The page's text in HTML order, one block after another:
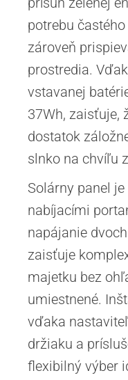
potrebu
zároveň
prostredia.
vstavanej
37Wh, zaisťuje,
dostatok
slnko na chvíľu
Solárny panel
nabíjacími
napájanie
zaisťuje
majetku bez
umiestnené.
vďaka
držiaku a
flexibilný výber